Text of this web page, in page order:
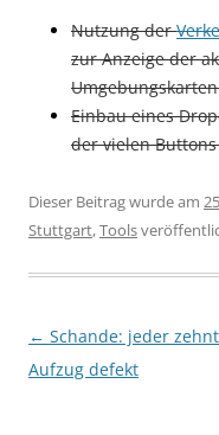
Nutzung der
zur Anzeige der
Einbau eines
der vielen
Dieser Beitrag wurde am
Stuttgart,Tools
Beitragsnavigation
← Schande: jeder
Aufzug defekt